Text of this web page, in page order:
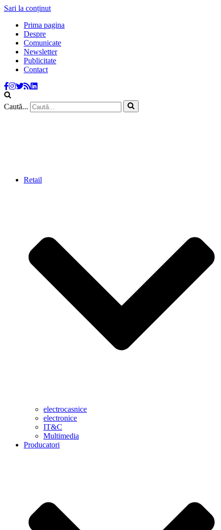
Sari la conținut
Prima pagina
Despre
Comunicate
Newsletter
Publicitate
Contact
Caută...
Retail
electrocasnice
electronice
IT&C
Multimedia
Producatori